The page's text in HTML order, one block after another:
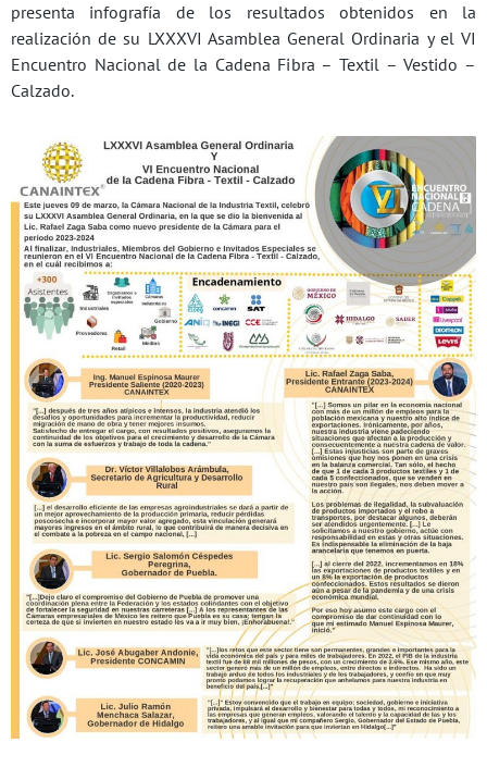
presenta infografía de los resultados obtenidos en la
realización de su LXXXVI Asamblea General Ordinaria y el VI
Encuentro Nacional de la Cadena Fibra – Textil – Vestido –
Calzado.